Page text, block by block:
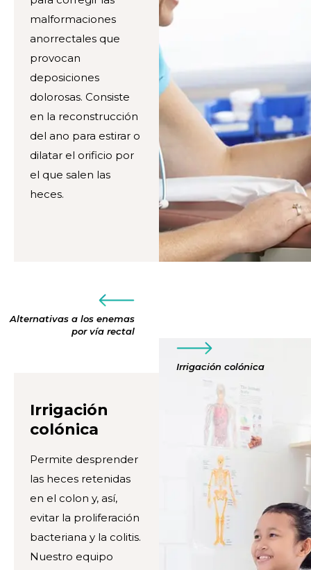
malformaciones
anorrectales que
provocan
deposiciones
dolorosas. Consiste
en la reconstrucción
del ano para estirar o
dilatar el orificio por
el que salen las
heces.
Alternativas a los enemas
por vía rectal
Irrigación colónica
Irrigación
colónica
Permite desprender
las heces retenidas
en el colon y, así,
evitar la proliferación
bacteriana y la colitis.
Nuestro equipo